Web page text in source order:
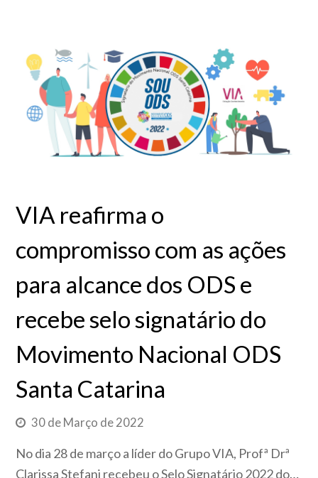
VIA reafirma o
compromisso com as ações
para alcance dos ODS e
recebe selo signatário do
Movimento Nacional ODS
Santa Catarina
30 de Março de 2022
No dia 28 de março a líder do Grupo VIA, Profª Drª
Clarissa Stefani recebeu o Selo Signatário 2022 do…